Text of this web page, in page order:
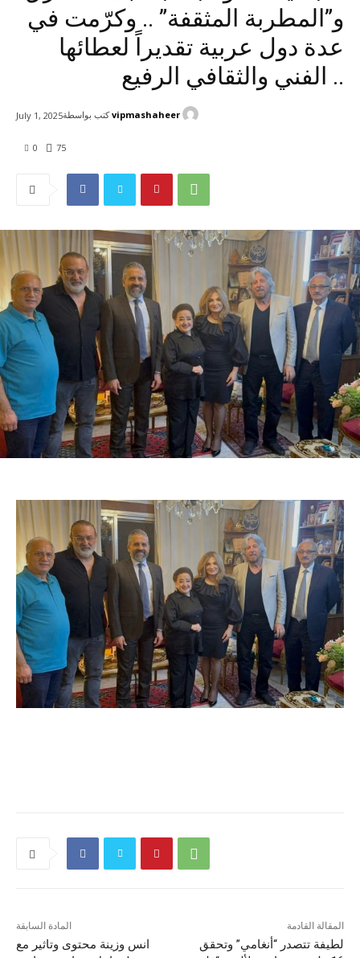
و”المطربة المثقفة” .. وكرّمت في
عدة دول عربية تقديراً لعطائها
الفني والثقافي الرفيع ..
0 75
July 1, 2025كتب بواسطة vipmashaheer
المادة السابقة
انس وزينة محتوى وتاثير مع
المقالة القادمة
لطيفة تتصدر “أنغامي” وتحقق